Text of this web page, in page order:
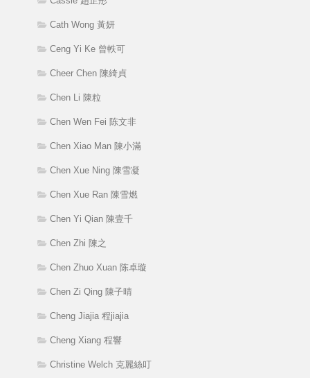
Cath Wong 黃妍
Ceng Yi Ke 曾軼可
Cheer Chen 陳綺貞
Chen Li 陳粒
Chen Wen Fei 陈文非
Chen Xiao Man 陳小滿
Chen Xue Ning 陳雪凝
Chen Xue Ran 陳雪燃
Chen Yi Qian 陳壹千
Chen Zhi 陳之
Chen Zhuo Xuan 陈卓璇
Chen Zi Qing 陳子晴
Cheng Jiajia 程jiajia
Cheng Xiang 程響
Christine Welch 克麗絲叮